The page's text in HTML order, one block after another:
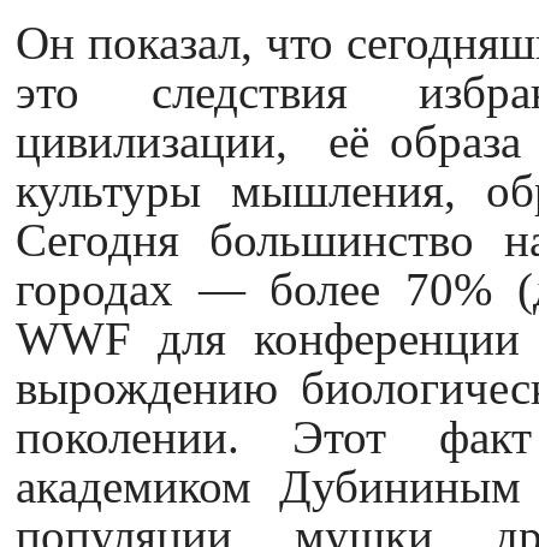
Он показал, что
это следствия
цивилизации, её
культуры мышления,
Сегодня большинство
городах — более 70%
WWF для
вырождению
поколении. Этот
академиком
популяции мушки